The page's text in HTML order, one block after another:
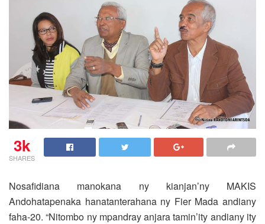
3k
SHARES
Nosafidiana manokana ny kianjan’ny MAKIS
Andohatapenaka hanatanterahana ny Fier Mada andiany
faha-20.“Nitombo ny mpandray anjara tamin’ity andiany ity